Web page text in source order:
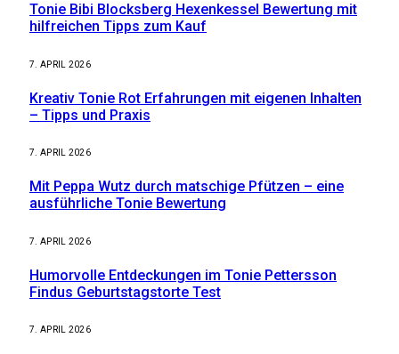
Tonie Bibi Blocksberg Hexenkessel Bewertung mit
hilfreichen Tipps zum Kauf
7. APRIL 2026
Kreativ Tonie Rot Erfahrungen mit eigenen Inhalten
– Tipps und Praxis
7. APRIL 2026
Mit Peppa Wutz durch matschige Pfützen – eine
ausführliche Tonie Bewertung
7. APRIL 2026
Humorvolle Entdeckungen im Tonie Pettersson
Findus Geburtstagstorte Test
7. APRIL 2026